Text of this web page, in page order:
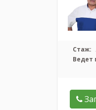
Стаж:
Ведет